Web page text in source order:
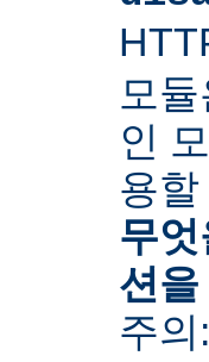
모
인
용
무
션
주